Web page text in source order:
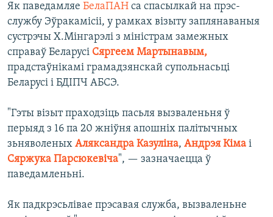
Як паведамляе БелаПАН са спасылкай на прэс-
службу Эўракамісіі, у рамках візыту заплянаваныя
сустрэчы Х.Мінгарэлі з міністрам замежных
справаў Беларусі Сяргеем Мартынавым,
прадстаўнікамі грамадзянскай супольнасьці
Беларусі і БДІПЧ АБСЭ.
"Гэты візыт праходзіць пасьля вызваленьня ў
перыяд з 16 па 20 жніўня апошніх палітычных
зьняволеных Аляксандра Казуліна, Андрэя Кіма і
Сяржука Парсюкевіча", — зазначаецца ў
паведамленьні.
Як падкрэсьлівае прэсавая служба, вызваленьне